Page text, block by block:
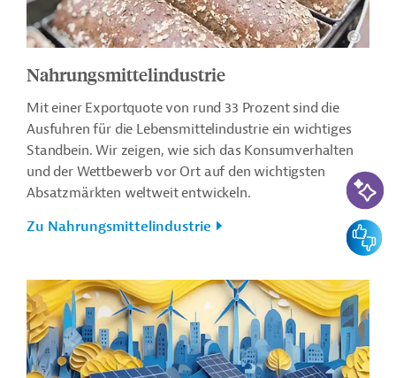
Nahrungsmittelindustrie
Mit einer Exportquote von rund 33 Prozent sind die
Ausfuhren für die Lebensmittelindustrie ein wichtiges
Standbein. Wir zeigen, wie sich das Konsumverhalten
und der Wettbewerb vor Ort auf den wichtigsten
Absatzmärkten weltweit entwickeln.
Zu Nahrungsmittelindustrie
KI-